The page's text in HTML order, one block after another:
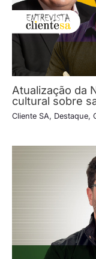
Atualização da
cultural sobre
Cliente SA, Destaque,